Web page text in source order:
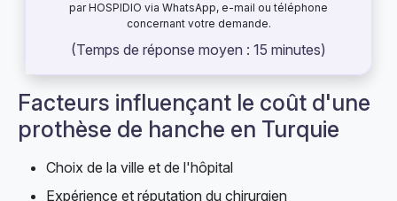
par HOSPIDIO via WhatsApp, e-mail ou téléphone
concernant votre demande.
(Temps de réponse moyen : 15 minutes)
Facteurs influençant le coût d'une
prothèse de hanche en Turquie
Choix de la ville et de l'hôpital
Expérience et réputation du chirurgien